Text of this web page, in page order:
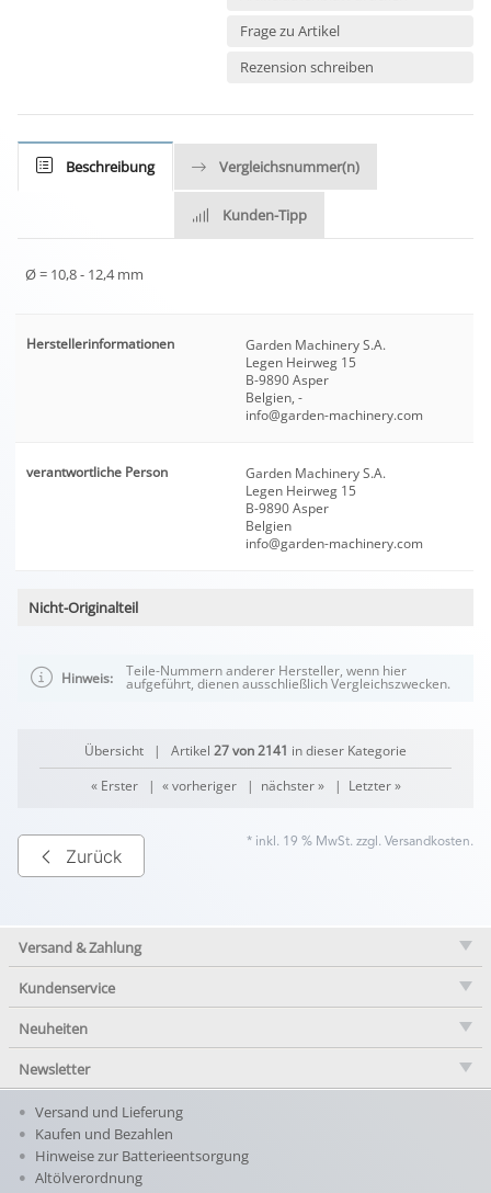
Frage zu Artikel
Rezension schreiben
Beschreibung Vergleichsnummer(n)
Kunden-Tipp
Ø = 10,8 - 12,4 mm
Herstellerinformationen
Garden Machinery S.A.
Legen Heirweg 15
B-9890 Asper
Belgien, -
info@garden-machinery.com
verantwortliche Person
Garden Machinery S.A.
Legen Heirweg 15
B-9890 Asper
Belgien
info@garden-machinery.com
Nicht-Originalteil
Hinweis: Teile-Nummern anderer Hersteller, wenn hier
aufgeführt, dienen ausschließlich Vergleichszwecken.
Übersicht | Artikel 27 von 2141 in dieser Kategorie
« Erster| « vorheriger| nächster »| Letzter »
Zurück
* inkl. 19 % MwSt. zzgl. Versandkosten.
Versand & Zahlung
Kundenservice
Neuheiten
Newsletter
Versand und Lieferung
Kaufen und Bezahlen
Hinweise zur Batterieentsorgung
Altölverordnung